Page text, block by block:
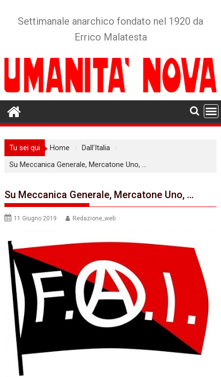
Settimanale anarchico fondato nel 1920 da
Errico Malatesta
Tu sei qui Home
Dall'Italia
Su Meccanica Generale, Mercatone Uno, …
Su Meccanica Generale, Mercatone Uno, …
11 Giugno 2019 Redazione_web